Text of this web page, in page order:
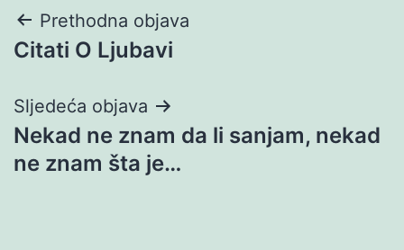
Navigacija
objava
Prethodna objava
Citati O Ljubavi
Sljedeća objava
Nekad ne znam da li sanjam, nekad
ne znam šta je…